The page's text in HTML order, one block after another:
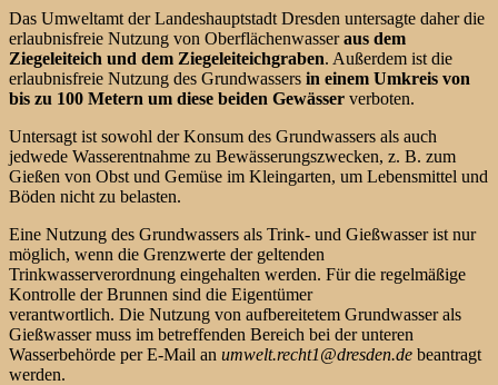
Das Umweltamt der Landeshauptstadt Dresden untersagte daher die
erlaubnisfreie Nutzung von Oberflächenwasseraus dem
Ziegeleiteich und dem Ziegeleiteichgraben. Außerdem ist die
erlaubnisfreie Nutzung des Grundwassers in einem Umkreis von
bis zu 100 Metern um diese beiden Gewässer verboten.
Untersagt ist sowohl der Konsum des Grundwassers als auch
jedwede Wasserentnahme zu Bewässerungszwecken, z. B. zum
Gießen von Obst und Gemüse im Kleingarten, um Lebensmittel und
Böden nicht zu belasten.
Eine Nutzung des Grundwassers als Trink- und Gießwasser ist nur
möglich, wenn die Grenzwerte der geltenden
Trinkwasserverordnung eingehalten werden. Für die regelmäßige
Kontrolle der Brunnen sind die Eigentümer
verantwortlich. Die Nutzung von aufbereitetem Grundwasser als
Gießwasser muss im betreffenden Bereich bei der unteren
Wasserbehörde per E-Mail an umwelt.recht1@dresden.de beantragt
werden.